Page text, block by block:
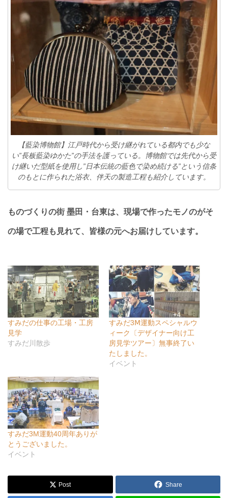
【藍染博物館】江戸時代から受け継がれている都内でも少な
い”長板藍染ゆかた”の手法を護っている。博物館では先代から受
け継いだ型紙を使用し”日本伝統の藍色で染め続ける”という信条
のもとに作られた浴衣、伴天の製造工程も紹介しています。
ものづくりの街 墨田・台東は、現場で作ったモノのがそ
の場で工程も見れて、皆様の元へお届けしています。
すみだの仕事の工場・工房
見学
すみだ川散歩
すみだ3Ⅿ運動スペシャルウ
ィーク〔デザイナー向け工
房見学ツアー〕無事終了い
たしました。
イベント
すみだ3M運動40周年ありが
とうございました。
イベント
Post Share